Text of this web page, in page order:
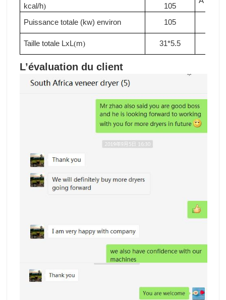
kcal/h)
105
Puissance totale (kw) environ 105
Taille totale LxL(m) 31*5.5
L’évaluation du client